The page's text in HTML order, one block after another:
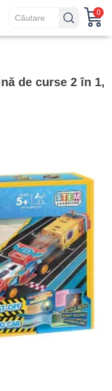
0
de curse 2 în 1,